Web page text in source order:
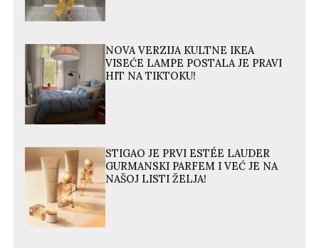
NOVA VERZIJA KULTNE IKEA
VISEĆE LAMPE POSTALA JE PRAVI
HIT NA TIKTOKU!
STIGAO JE PRVI ESTÉE LAUDER
GURMANSKI PARFEM I VEĆ JE NA
NAŠOJ LISTI ŽELJA!